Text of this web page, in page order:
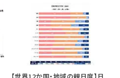
【世界12か国・地域の親日度】日